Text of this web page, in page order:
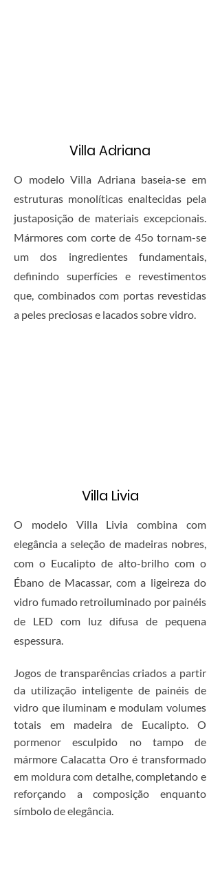
Villa Adriana
O modelo Villa Adriana baseia-se em
estruturas monolíticas enaltecidas pela
justaposição de materiais excepcionais.
Mármores com corte de 45o tornam-se
um dos ingredientes fundamentais,
definindo superfícies e revestimentos
que, combinados com portas revestidas
a peles preciosas e lacados sobre vidro.
Villa Livia
O modelo Villa Livia combina com
elegância a seleção de madeiras nobres,
com o Eucalipto de alto-brilho com o
Ébano de Macassar, com a ligeireza do
vidro fumado retroiluminado por painéis
de LED com luz difusa de pequena
espessura.
Jogos de transparências criados a partir
da utilização inteligente de painéis de
vidro que iluminam e modulam volumes
totais em madeira de Eucalipto. O
pormenoresculpido no tampo de
mármore Calacatta Oro é transformado
em moldura com detalhe, completando e
reforçando a composição enquanto
símbolo de elegância.